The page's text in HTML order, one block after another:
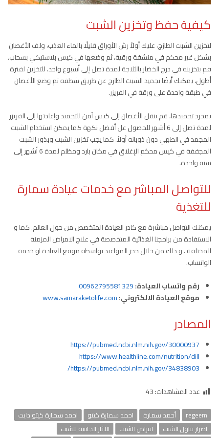
كيفية حفظ وتخزين الشبت
لتخزين الشبت الطازج، عليك أولاً رش الأوراق قليلًا بالماء العذب، ولف الأغصان
بشكل غير محكم في منشفة ورقية، ثم وضعها في كيس بلاستيكي بسحاب.
قم بتخزينه في درج الخضار بالثلاجة لمدة تصل إلى أسبوع واحد. للتخزين لفترة
أطول، يمكنك أيضًا تجميد الشبت الطازج عن طريق شطفه ثم وضع الأغصان
في طبقة واحدة على ورقة في الفريزر.
بمجرد تجميدها، قم بنقل الأغصان إلى كيس آمن للتجميد وإعادتها إلى الفريزر
لمدة تصل إلى 6 أشهر للحصول عل أفضل نكهة كما يمكن استخدام الشبت
المجمد في الطهي دون ذوبانه أولاً. كما يجب تخزين الشبت وبذور الشبت
المجففة في كيس محكم الإغلاق في مكان بارد ومظلم لمدة 6 أشهر إلى
سنة واحدة.
للتواصل المباشر مع خدمات عيادة سمارة
للتغذية
يمكنك التواصل مباشرة مع كادر العيادة المتخصص من حول العالم. كما و
الاستفادة من برامجنا الغذائية المتخصصة في علاج الامراض المزمنة
المختلفة . و ذلك من خلال حجز المواعيد بواسطة موقع العيادة او خدمة
الواتساب.
رقم واتساب العيادة:00962795581329
موقع العيادة الالكتروني:www.samaraketolife.com
المصادر
https://pubmed.ncbi.nlm.nih.gov/30000937
https://www.healthline.com/nutrition/dill
https://pubmed.ncbi.nlm.nih.gov/34838903/
عدد المشاهدات:43
regeem أحمد سمارة احمد سمارة كيتو
احمد سمارة كيتو دايت
اضرار تناول الشبت
اقراص الشبت
الاثار الجانبية للشبت